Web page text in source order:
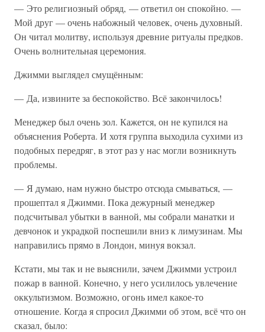
— Это религиозный обряд, — ответил он спокойно. —
Мой друг — очень набожный человек, очень духовный.
Он читал молитву, используя древние ритуалы предков.
Очень волнительная церемония.
Джимми выглядел смущённым:
— Да, извините за беспокойство. Всё закончилось!
Менеджер был очень зол. Кажется, он не купился на
объяснения Роберта. И хотя группа выходила сухими из
подобных передряг, в этот раз у нас могли возникнуть
проблемы.
— Я думаю, нам нужно быстро отсюда смываться, —
прошептал я Джимми. Пока дежурный менеджер
подсчитывал убытки в ванной, мы собрали манатки и
девчонок и украдкой поспешили вниз к лимузинам. Мы
направились прямо в Лондон, минуя вокзал.
Кстати, мы так и не выяснили, зачем Джимми устроил
пожар в ванной. Конечно, у него усилилось увлечение
оккультизмом. Возможно, огонь имел какое-то
отношение. Когда я спросил Джимми об этом, всё что он
сказал, было: